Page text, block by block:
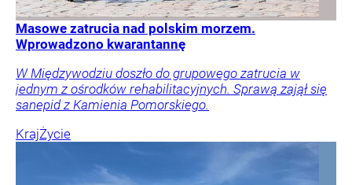
Masowe zatrucia nad polskim morzem.
Wprowadzono kwarantannę
W Międzywodziu doszło do grupowego zatrucia w
jednym z ośrodków rehabilitacyjnych. Sprawą zajął się
sanepid z Kamienia Pomorskiego.
KrajŻycie